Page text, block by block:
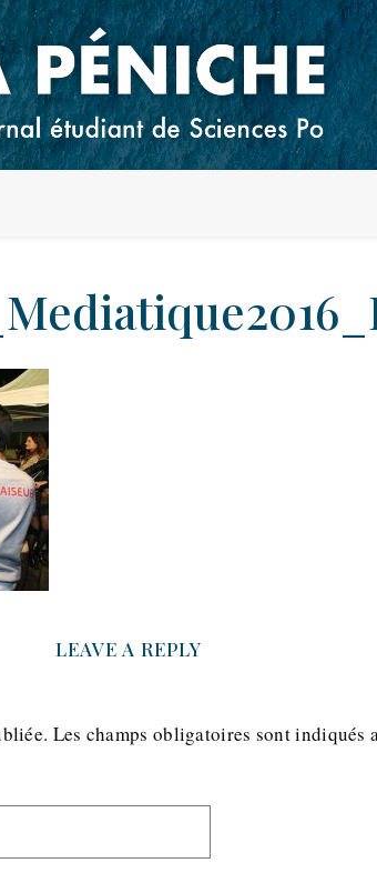
LEAVE A REPLY
Les champs obligatoires sont indiqués